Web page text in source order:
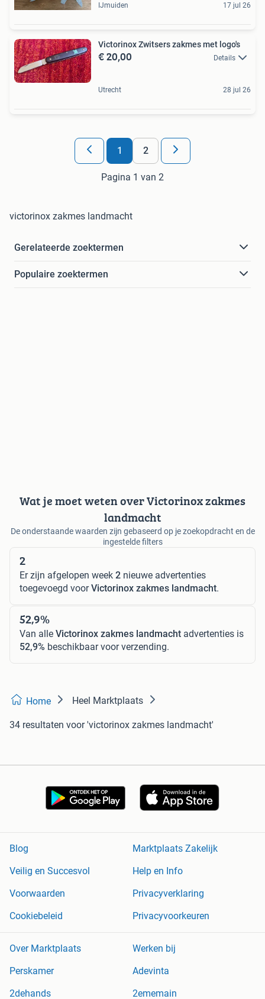
IJmuiden 17 jul 26
Victorinox Zwitsers zakmes met logo's
€ 20,00 Details
Utrecht 28 jul 26
1 2
Pagina 1 van 2
victorinox zakmes landmacht
Gerelateerde zoektermen
Populaire zoektermen
Wat je moet weten over Victorinox zakmes
landmacht
De onderstaande waarden zijn gebaseerd op je zoekopdracht en de
ingestelde filters
2
Er zijn afgelopen week 2 nieuwe advertenties
toegevoegd voorVictorinox zakmes landmacht.
52,9%
Van alle Victorinox zakmes landmacht advertenties is
52,9% beschikbaar voor verzending.
Home Heel Marktplaats
34 resultaten voor 'victorinox zakmes landmacht'
Blog
Marktplaats Zakelijk
Veilig en Succesvol
Help en Info
Voorwaarden
Privacyverklaring
Cookiebeleid
Privacyvoorkeuren
Over Marktplaats
Werken bij
Perskamer
Adevinta
2dehands
2ememain